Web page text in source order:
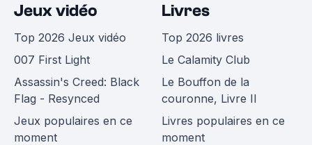
Jeux vidéo
Top 2026 Jeux vidéo
007 First Light
Assassin's Creed: Black
Flag - Resynced
Jeux populaires en ce
moment
Livres
Top 2026 livres
Le Calamity Club
Le Bouffon de la
couronne, Livre II
Livres populaires en ce
moment